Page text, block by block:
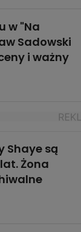
w "Na
Sadowski
i ważny
Shaye są
Żona